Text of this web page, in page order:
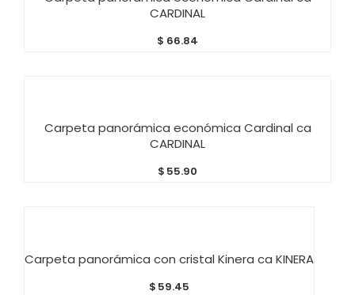
CARDINAL
$ 66.84
Carpeta panorámica económica Cardinal ca
CARDINAL
$ 55.90
Carpeta panorámica con cristal Kinera ca KINERA
$ 59.45